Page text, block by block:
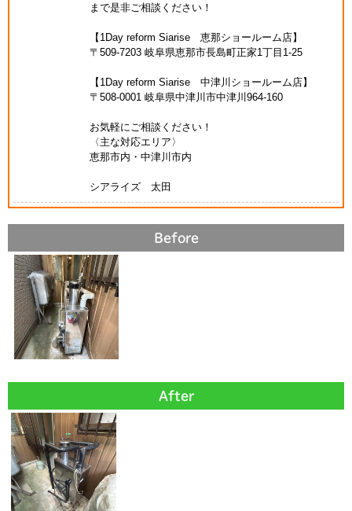
まで是非ご相談ください！
【1Day reform Siarise 恵那ショールーム店】
〒509-7203 岐阜県恵那市長島町正家1丁目1-25
【1Day reform Siarise 中津川ショールーム店】
〒508-0001 岐阜県中津川市中津川964-160
お気軽にご相談ください！
〈主な対応エリア〉
恵那市内・中津川市内
シアライズ 太田
Before
After